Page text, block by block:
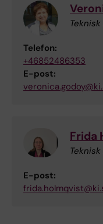
Telefon:
+46852486353
E-post:
Frida
E-post: